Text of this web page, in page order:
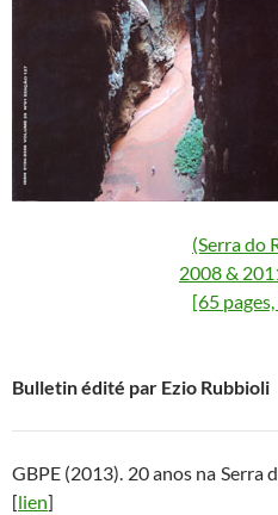
(Serra do
2008 &
[65
Bulletin édité par Ezio Rubbioli
GBPE (2013). 20 anos na Serra
[lien]